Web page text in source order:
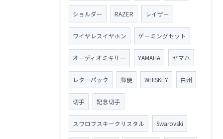
ショルダー RAZER レイザー
ワイヤレスイヤホン ゲーミングセット
オーディオミキサー YAMAHA ヤマハ
レターパック 郵便 WHISKEY 白州
切手 記念切手
スワロフスキークリスタル Swarovski